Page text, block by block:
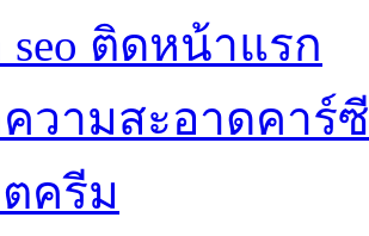
seo ติดหน้าแรก
วามสะอาดคาร์
ครีม